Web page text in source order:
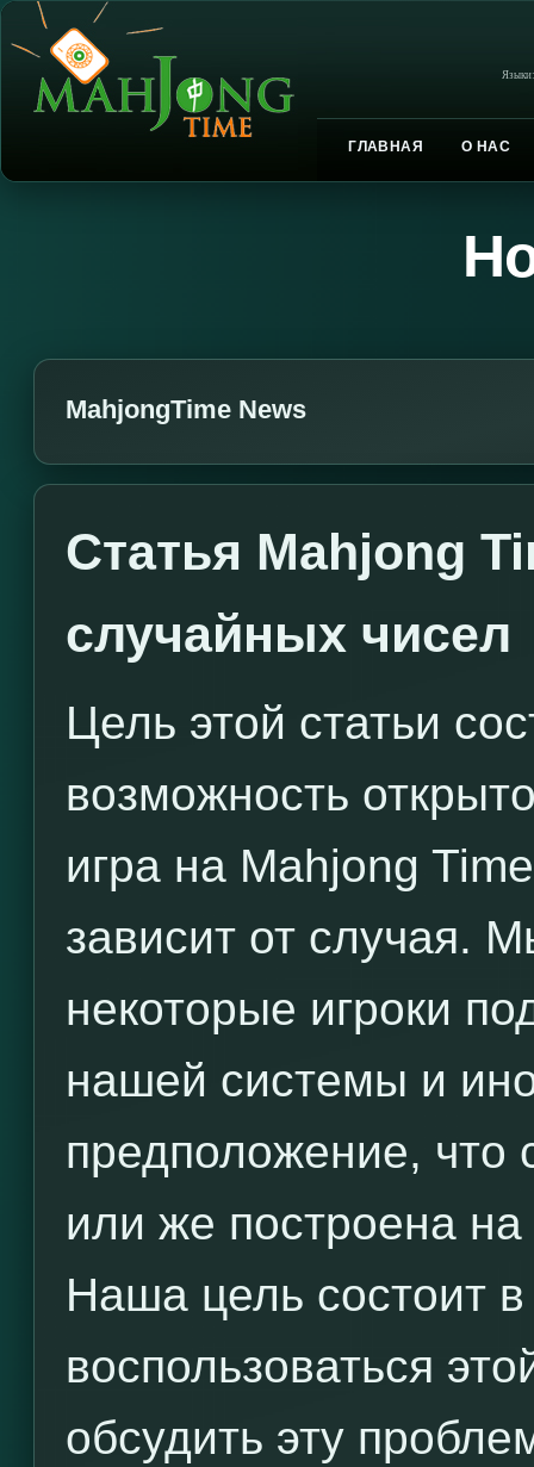
Языки:
ГЛАВНАЯ О НАС
MahjongTime News
Статья Mahjong
случайных чисел
Цель этой статьи
возможность
игра на Mahjong
зависит от случая.
некоторые игроки
нашей системы и
предположение, что
или же построена
Наша цель состоит
воспользоваться
обсудить эту